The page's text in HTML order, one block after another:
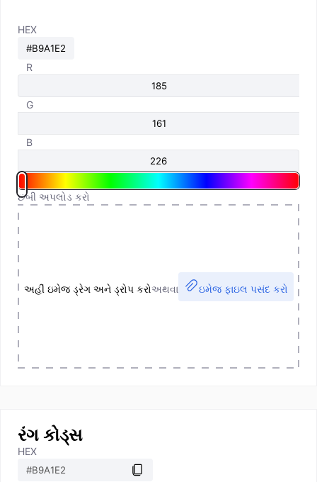
HEX
R
G
B
છબી અપલોડ કરો
અહીં ઇમેજ ડ્રેગ અને ડ્રોપ કરોઅથવા ઇમેજ ફાઇલ પસંદ કરો
રંગ કોડ્સ
HEX